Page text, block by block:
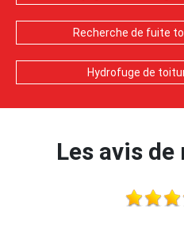
Recherche de fuite
Hydrofuge de
Les avis